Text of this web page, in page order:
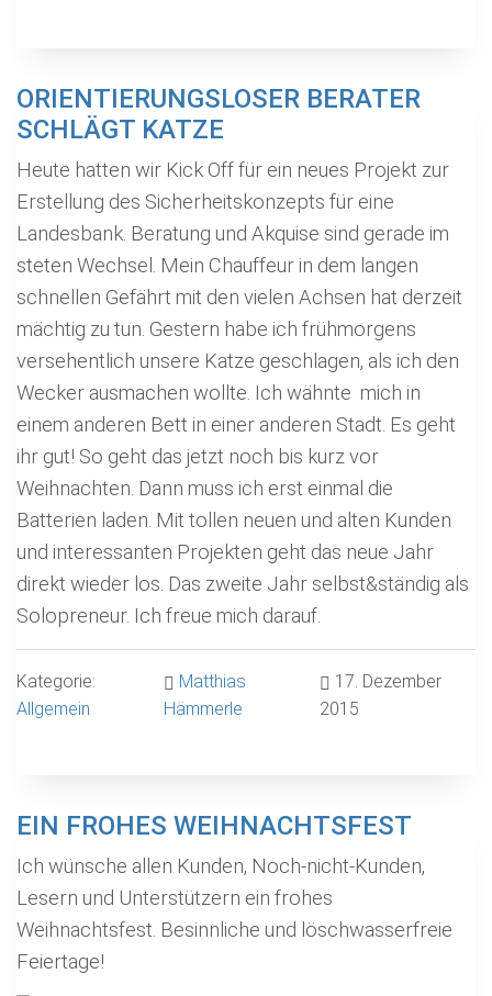
ORIENTIERUNGSLOSER BERATER
SCHLÄGT KATZE
Heute hatten wir Kick Off für ein neues Projekt zur
Erstellung des Sicherheitskonzepts für eine
Landesbank. Beratung und Akquise sind gerade im
steten Wechsel. Mein Chauffeur in dem langen
schnellen Gefährt mit den vielen Achsen hat derzeit
mächtig zu tun. Gestern habe ich frühmorgens
versehentlich unsere Katze geschlagen, als ich den
Wecker ausmachen wollte. Ich wähnte mich in
einem anderen Bett in einer anderen Stadt. Es geht
ihr gut! So geht das jetzt noch bis kurz vor
Weihnachten. Dann muss ich erst einmal die
Batterien laden. Mit tollen neuen und alten Kunden
und interessanten Projekten geht das neue Jahr
direkt wieder los. Das zweite Jahr selbst&ständig als
Solopreneur. Ich freue mich darauf.
Kategorie:
Allgemein
Matthias
Hämmerle
17. Dezember
2015
EIN FROHES WEIHNACHTSFEST
Ich wünsche allen Kunden, Noch-nicht-Kunden,
Lesern und Unterstützern ein frohes
Weihnachtsfest. Besinnliche und löschwasserfreie
Feiertage!